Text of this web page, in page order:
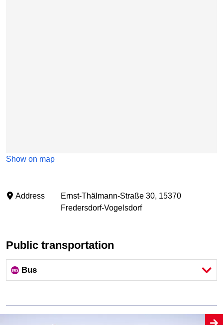
Show on map
Address
Ernst-Thälmann-Straße 30, 15370
Fredersdorf-Vogelsdorf
Public transportation
Bus